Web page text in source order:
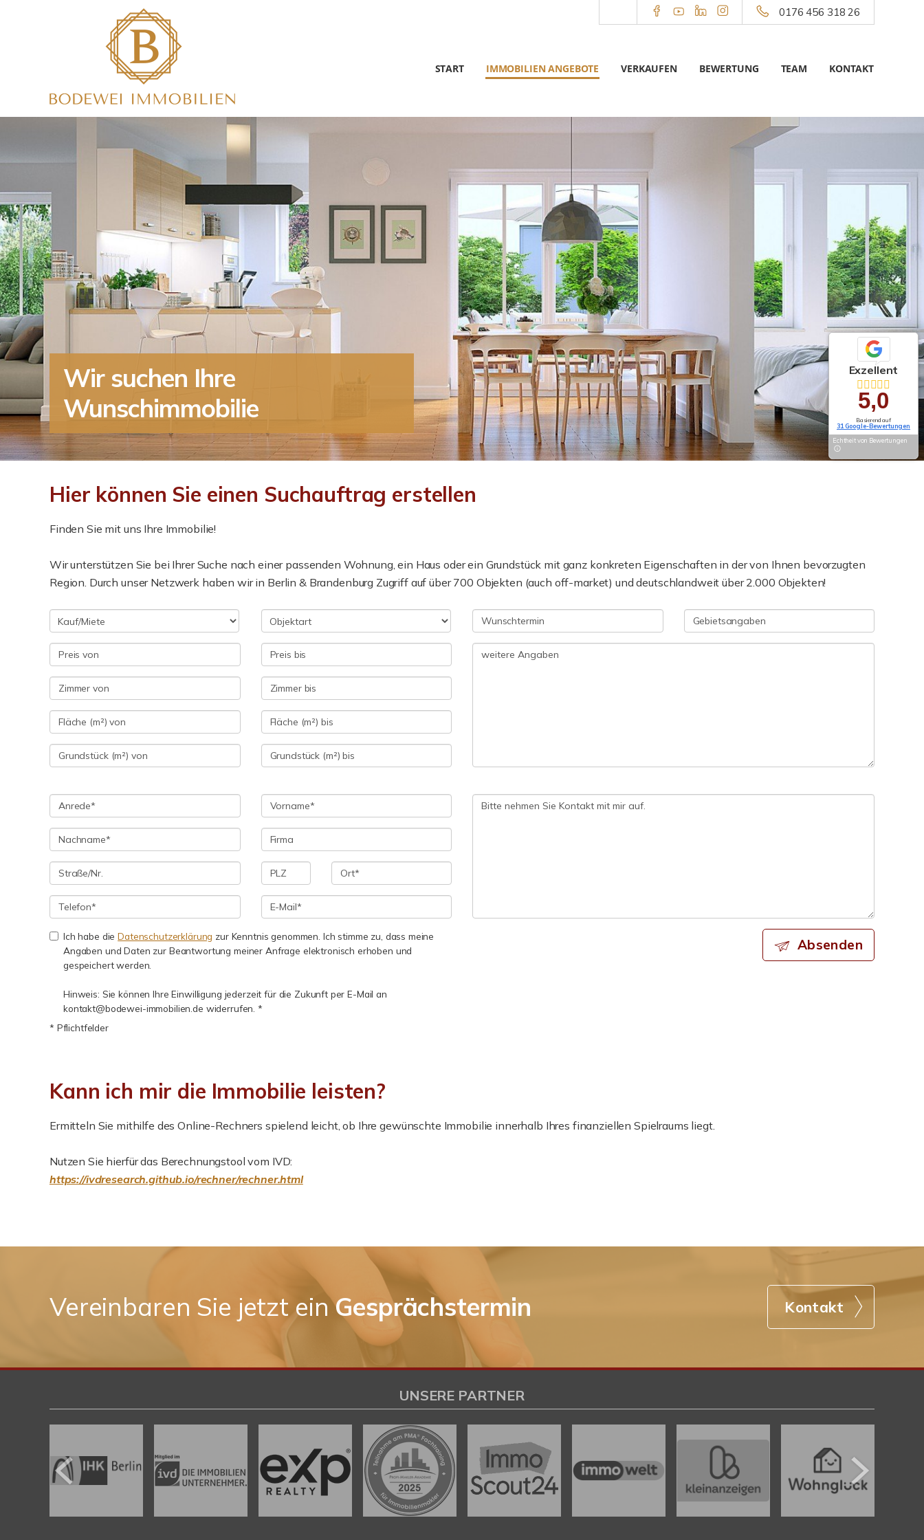
0176 456 318 26
START IMMOBILIEN ANGEBOTE VERKAUFEN BEWERTUNG TEAM KONTAKT
Wir suchen Ihre
Wunschimmobilie
Hier können Sie einen Suchauftrag erstellen
Finden Sie mit uns Ihre Immobilie!
Wir unterstützen Sie bei Ihrer Suche nach einer passenden Wohnung, ein Haus oder ein Grundstück mit ganz konkreten Eigenschaften in der von Ihnen bevorzugten
Region. Durch unser Netzwerk haben wir in Berlin & Brandenburg Zugriff auf über 700 Objekten (auch off-market) und deutschlandweit über 2.000 Objekten!
Ich habe dieDatenschutzerklärung zur Kenntnis genommen. Ich stimme zu, dass meine
Angaben und Daten zur Beantwortung meiner Anfrage elektronisch erhoben und
gespeichert werden.
Hinweis: Sie können Ihre Einwilligung jederzeit für die Zukunft per E-Mail an
kontakt@bodewei-immobilien.de widerrufen. *
* Pflichtfelder
Absenden
Kann ich mir die Immobilie leisten?
Ermitteln Sie mithilfe des Online-Rechners spielend leicht, ob Ihre gewünschte Immobilie innerhalb Ihres finanziellen Spielraums liegt.
Nutzen Sie hierfür das Berechnungstool vom IVD:
https://ivdresearch.github.io/rechner/rechner.html
Vereinbaren Sie jetzt einGesprächstermin Kontakt
Exzellent
5,0
Basierend auf
31 Google-Bewertungen
Echtheit von Bewertungen
UNSERE PARTNER